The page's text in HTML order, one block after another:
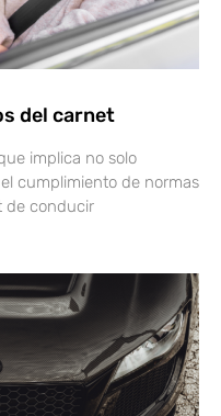
del carnet
implica no solo
cumplimiento de normas
de conducir